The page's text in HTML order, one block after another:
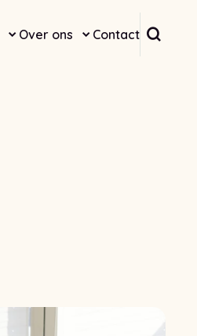
Over ons Contact